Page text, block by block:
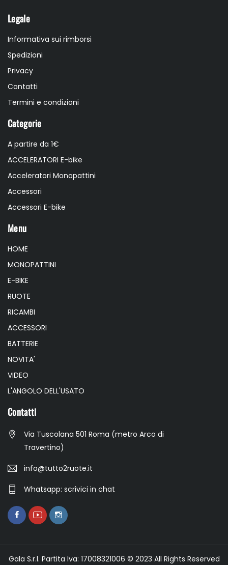
Legale
Informativa sui rimborsi
Spedizioni
Privacy
Contatti
Termini e condizioni
Categorie
A partire da 1€
ACCELERATORI E-bike
Acceleratori Monopattini
Accessori
Accessori E-bike
Menu
HOME
MONOPATTINI
E-BIKE
RUOTE
RICAMBI
ACCESSORI
BATTERIE
NOVITA'
VIDEO
L'ANGOLO DELL'USATO
Contatti
Via Tuscolana 501 Roma (metro Arco di
Travertino)
info@tutto2ruote.it
Whatsapp: scrivici in chat
Gala S.r.l. Partita Iva: 17008321006 © 2023 All Rights Reserved